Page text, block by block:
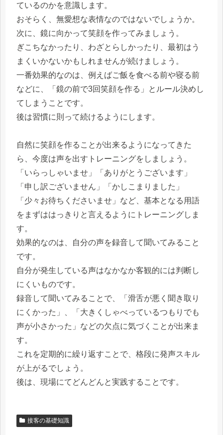
ているのかを意識します。
おそらく、無愛想な表情なのではないでしょうか。
次に、鏡に向かって笑顔を作ってみましょう。
ぎこちなかったり、わざとらしかったり、最初はう
まくいかないかもしれませんが続けましょう。
一番効果的なのは、例えばご飯を食べる前や寝る前
などに、「鏡の前で3回笑顔を作る」とルール決めし
てしまうことです。
後は習慣に則って続けるようにします。
自然に笑顔を作ることが出来るようになってきた
ら、今度は声を出すトレーニングをしましょう。
「いらっしゃいませ」「ありがとうございます」
「申し訳ございません」「かしこまりました」
「少々お待ちくださいませ」など、基本となる用語
をまずははっきりと言えるようにトレーニングしま
す。
効果的なのは、自分の声を録音して聞いてみること
です。
自分が発生している声はなかなか客観的には判断し
にくいものです。
録音して聞いてみることで、「滑舌が悪く聞き取り
にくかった」、「大きくしゃべっているつもりでも
声が小さかった」などの欠点に気づくことが出来ま
す。
これを定期的に繰り返すことで、格段に発声スキル
が上がるでしょう。
後は、現場にてどんどんと実践することです。
接客の基礎知識